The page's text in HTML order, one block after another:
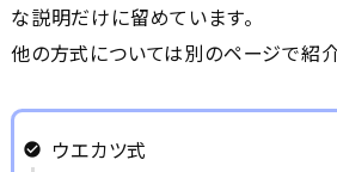
な説明だけに留めています。
他の方式については別のページで紹介
ウエカツ式